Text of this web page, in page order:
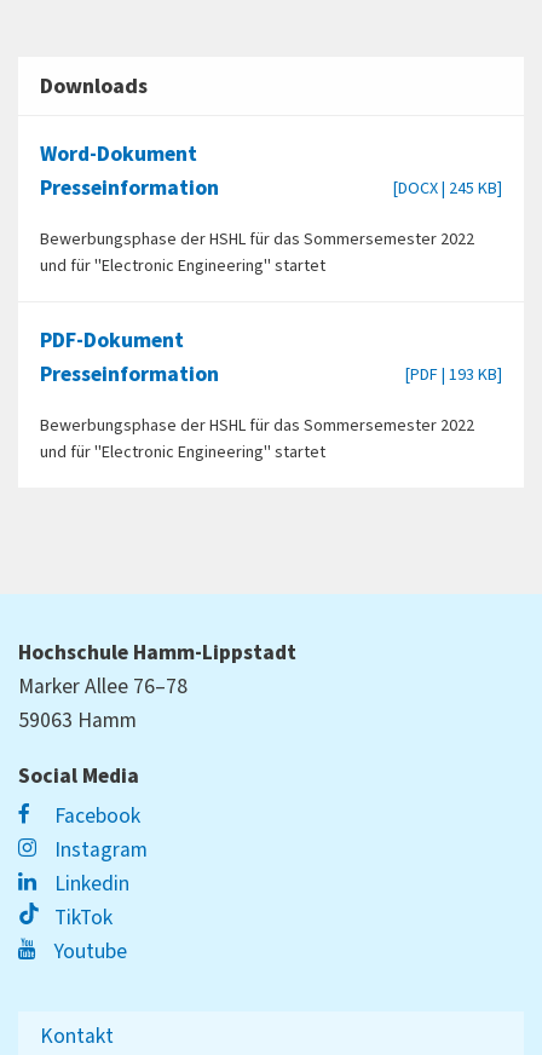
Downloads
Word-Dokument
Presseinformation
[DOCX | 245 KB]
Bewerbungsphase der HSHL für das Sommersemester 2022
und für "Electronic Engineering" startet
PDF-Dokument
Presseinformation
[PDF | 193 KB]
Bewerbungsphase der HSHL für das Sommersemester 2022
und für "Electronic Engineering" startet
Hochschule Hamm-Lippstadt
Marker Allee 76–78
59063 Hamm
Social Media
Facebook
Instagram
Linkedin
TikTok
Youtube
Kontakt